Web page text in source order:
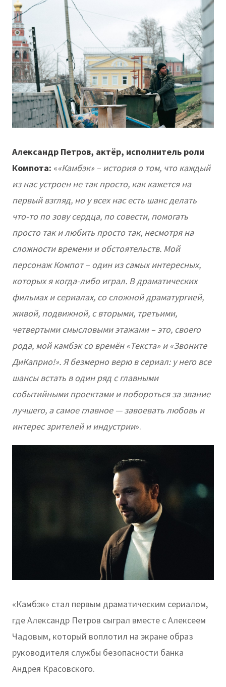
Александр Петров, актёр, исполнитель роли
Компота: ««Камбэк» – история о том, что каждый
из нас устроен не так просто, как кажется на
первый взгляд, но у всех нас есть шанс делать
что-то по зову сердца, по совести, помогать
просто так и любить просто так, несмотря на
сложности времени и обстоятельств. Мой
персонаж Компот – один из самых интересных,
которых я когда-либо играл. В драматических
фильмах и сериалах, со сложной драматургией,
живой, подвижной, с вторыми, третьими,
четвертыми смысловыми этажами – это, своего
рода, мой камбэк со времён «Текста» и «Звоните
ДиКаприо!». Я безмерно верю в сериал: у него все
шансы встать в один ряд с главными
событийными проектами и побороться за звание
лучшего, а самое главное — завоевать любовь и
интерес зрителей и индустрии».
«Камбэк» стал первым драматическим сериалом,
где Александр Петров сыграл вместе с Алексеем
Чадовым, который воплотил на экране образ
руководителя службы безопасности банка
Андрея Красовского.